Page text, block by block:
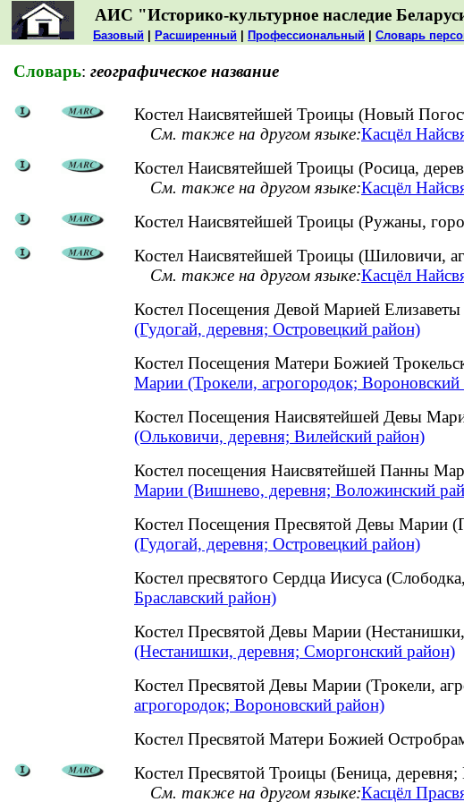
АИС "Историко-культурное наследие
Базовый Расширенный Профессиональный Словарь
Словарь: географическое название
Костел Наисвятейшей Троицы (Новый
См. также на другом языке:Касцёл
Костел Наисвятейшей Троицы (Росица,
См. также на другом языке:Касцёл
Костел Наисвятейшей Троицы (Ружаны,
Костел Наисвятейшей Троицы (Шиловичи,
См. также на другом языке:Касцёл
Костел Посещения Девой Марией
(Гудогай, деревня; Островецкий район)
Костел Посещения Матери Божией
Марии (Трокели, агрогородок; Вороновский
Костел Посещения Наисвятейшей Девы
(Ольковичи, деревня; Вилейский район)
Костел посещения Наисвятейшей Панны
Марии (Вишнево, деревня; Воложинский
Костел Посещения Пресвятой Девы Марии
(Гудогай, деревня; Островецкий район)
Костел пресвятого Сердца Иисуса
Браславский район)
Костел Пресвятой Девы Марии
(Нестанишки, деревня; Сморгонский район)
Костел Пресвятой Девы Марии (Трокели,
агрогородок; Вороновский район)
Костел Пресвятой Матери Божией
Костел Пресвятой Троицы (Беница,
См. также на другом языке:Касцёл